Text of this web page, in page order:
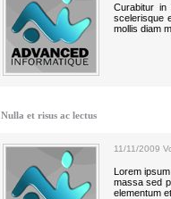
Curabitur
scelerisque
mollis diam
Nulla et risus ac lectus
11/11/2009
Lorem
massa sed
elementum